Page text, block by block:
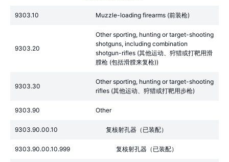
9303.10 Muzzle-loading firearms (前装枪)
9303.20
Other sporting, hunting or target-shooting
shotguns, including combination
shotgun-rifles (其他运动、狩猎或打靶用滑
膛枪 (包括滑膛来复枪))
9303.30
Other sporting, hunting or target-shooting
rifles (其他运动、狩猎或打靶用步枪)
9303.90 Other
9303.90.00.10 复核射孔器（已装配）
9303.90.00.10.999 复核射孔器（已装配）